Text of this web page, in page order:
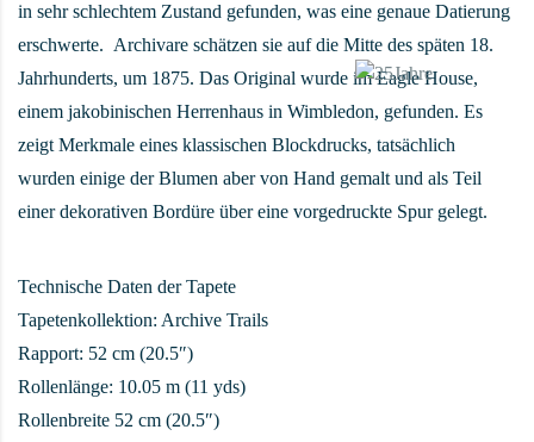
in sehr schlechtem Zustand gefunden, was eine genaue Datierung
erschwerte. Archivare schätzen sie auf die Mitte des späten 18.
Jahrhunderts, um 1875. Das Original wurde im Eagle House,
einem jakobinischen Herrenhaus in Wimbledon, gefunden. Es
zeigt Merkmale eines klassischen Blockdrucks, tatsächlich
wurden einige der Blumen aber von Hand gemalt und als Teil
einer dekorativen Bordüre über eine vorgedruckte Spur gelegt.
Technische Daten der Tapete
Tapetenkollektion: Archive Trails
Rapport: 52 cm (20.5″)
Rollenlänge: 10.05 m (11 yds)
Rollenbreite 52 cm (20.5″)